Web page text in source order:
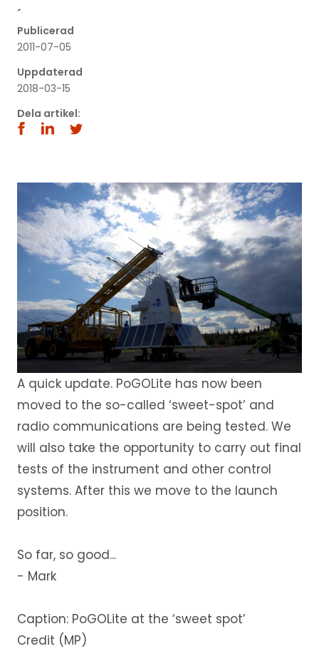
´
Publicerad
2011-07-05
Uppdaterad
2018-03-15
Dela artikel:
A quick update. PoGOLite has now been
moved to the so-called ‘sweet-spot’ and
radio communications are being tested. We
will also take the opportunity to carry out final
tests of the instrument and other control
systems. After this we move to the launch
position.
So far, so good...
- Mark
Caption: PoGOLite at the ‘sweet spot’
Credit (MP)